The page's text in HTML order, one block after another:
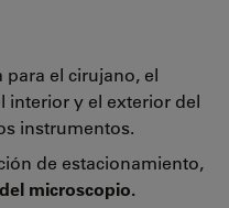
para el cirujano, el
interior y el exterior del
instrumentos.
de estacionamiento,
microscopio.